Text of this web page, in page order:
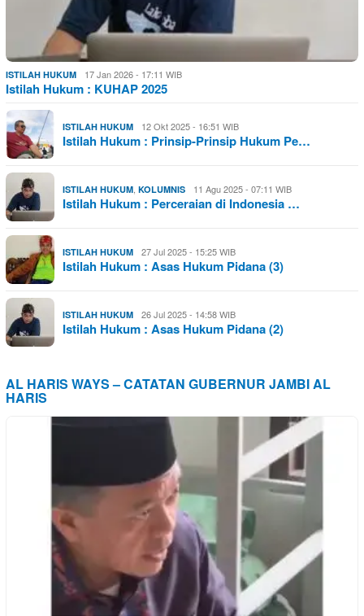
ISTILAH HUKUM 17 Jan 2026 - 17:11 WIB
Istilah Hukum : KUHAP 2025
ISTILAH HUKUM 12 Okt 2025 - 16:51 WIB
Istilah Hukum : Prinsip-Prinsip Hukum Pe…
ISTILAH HUKUM KOLUMNIS 11 Agu 2025 - 07:11 WIB
Istilah Hukum : Perceraian di Indonesia …
ISTILAH HUKUM 27 Jul 2025 - 15:25 WIB
Istilah Hukum : Asas Hukum Pidana (3)
ISTILAH HUKUM 26 Jul 2025 - 14:58 WIB
Istilah Hukum : Asas Hukum Pidana (2)
AL HARIS WAYS – CATATAN GUBERNUR JAMBI AL
HARIS